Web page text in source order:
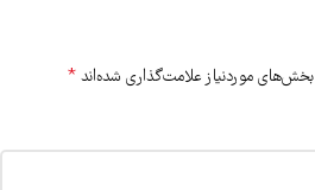
بخش‌های موردنیاز علامت‌گذاری شده‌اند *